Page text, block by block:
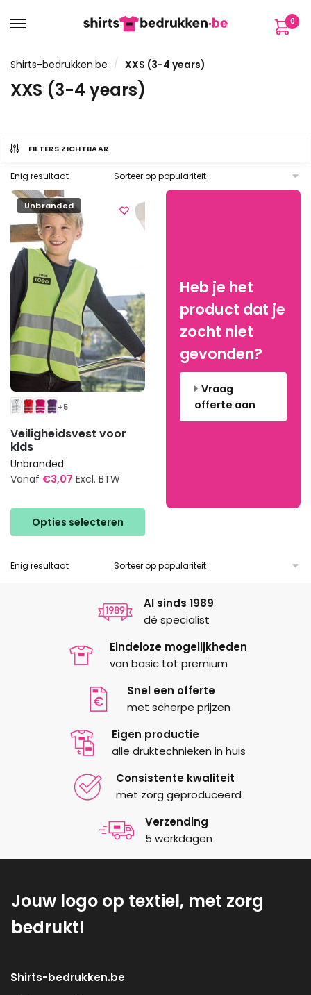
naar
naar
inhoud
0
Shirts-bedrukken.be / XXS (3-4 years)
XXS (3-4 years)
FILTERS ZICHTBAAR
Enig resultaat
Unbranded
+5
Veiligheidsvest voor
kids
Unbranded
Vanaf €3,07 Excl. BTW
Opties selecteren
product
heeft
variaties.
Heb je het
product dat je
zocht niet
gevonden?
Vraag
offerte aan
Enig resultaat
Al sinds 1989
dé specialist
Eindeloze mogelijkheden
van basic tot premium
Snel een offerte
met scherpe prijzen
Eigen productie
alle druktechnieken in huis
Consistente kwaliteit
met zorg geproduceerd
Verzending
5 werkdagen
Jouw logo op textiel, met zorg
bedrukt!
Shirts-bedrukken.be